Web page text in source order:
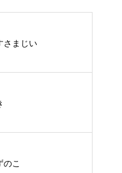
さまじい
のこ